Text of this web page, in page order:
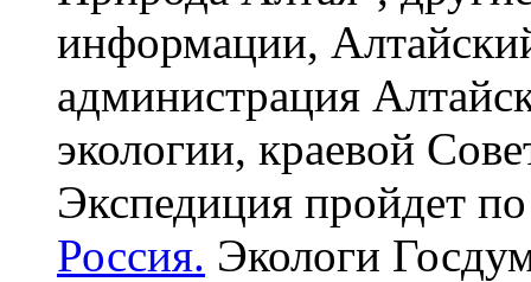
информации,
администрация
экологии, краевой
Экспедиция пройдет
Россия. Экологи